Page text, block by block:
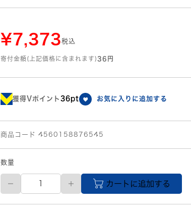
¥7,373税込
寄付金額(上記価格に含まれます) 36円
獲得Vポイント 36pt お気に入りに追加する
商品コード 4560158876545
数量
【直
品】
CD
カートに追加する